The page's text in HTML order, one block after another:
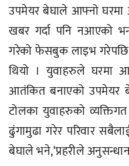
उपमेयर बेघाले आफ्नो घरमा
खबर गर्दा पनि नआएको
गरेको फेसबुक लाइभ गरेपछि
थियो । युवाहरुले घरमा
आतंकित बनाएको उपमेयर
टोलका युवाहरुको
ढुंगामुढा गरेर परिवार
बेघाले भने,‘प्रहरीले